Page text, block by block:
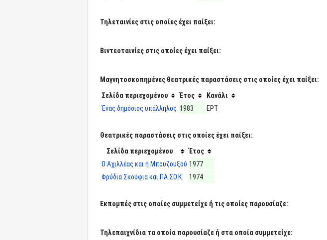
Τηλεταινίες στις οποίες έχει παίξει:
Βιντεοταινίες στις οποίες έχει παίξει:
Μαγνητοσκοπημένες θεατρικές παραστάσεις στις οποίες έχει παίξει:
Σελίδα περιεχομένου
Έτος
Κανάλι
Ένας δημόσιος υπάλληλος 1983 ΕΡΤ
Θεατρικές παραστάσεις στις οποίες έχει παίξει:
Σελίδα περιεχομένου
Έτος
Ο Αχιλλέας και η Μπουζουξού 1977
Φρύδια Σκούφια και ΠΑ.ΣΟ.Κ.
1974
Εκπομπές στις οποίες συμμετείχε ή τις οποίες παρουσίαζε:
Τηλεπαιχνίδια τα οποία παρουσίαζε ή στα οποία συμμετείχε: